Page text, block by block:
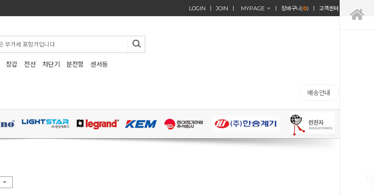
LOGIN JOIN MYPAGE 장바구니(0) 고객센터
장갑 전선 차단기 분전함 센서등
배송안내